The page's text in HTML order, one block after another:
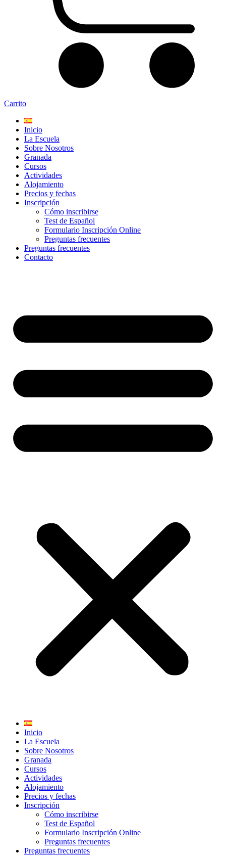
Carrito
Inicio
La Escuela
Sobre Nosotros
Granada
Cursos
Actividades
Alojamiento
Precios y fechas
Inscripción
Cómo inscribirse
Test de Español
Formulario Inscripción Online
Preguntas frecuentes
Preguntas frecuentes
Contacto
Inicio
La Escuela
Sobre Nosotros
Granada
Cursos
Actividades
Alojamiento
Precios y fechas
Inscripción
Cómo inscribirse
Test de Español
Formulario Inscripción Online
Preguntas frecuentes
Preguntas frecuentes